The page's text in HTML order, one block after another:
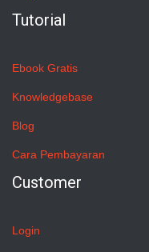
Tutorial
Ebook Gratis
Knowledgebase
Blog
Cara Pembayaran
Customer
Login